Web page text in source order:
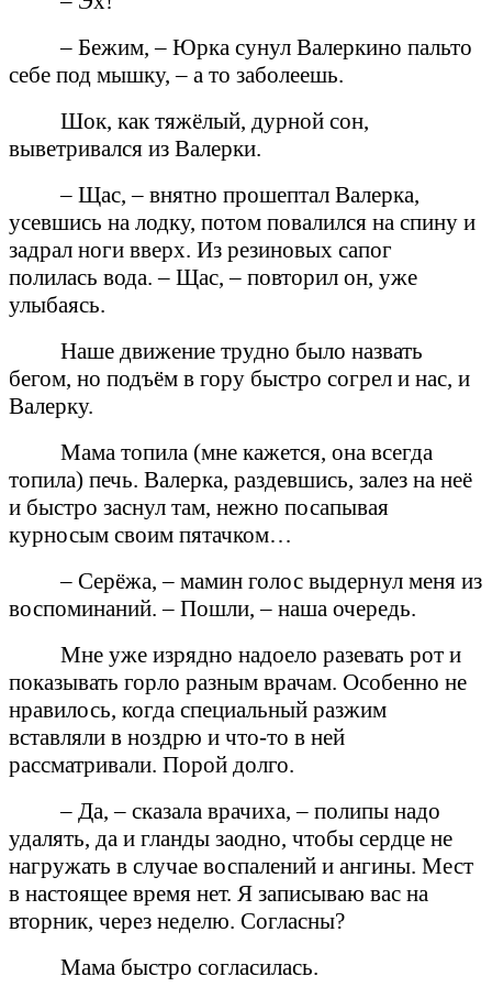
– Бежим, – Юрка сунул Валеркино пальто
себе под мышку, – а то заболеешь.
Шок, как тяжёлый, дурной сон,
выветривался из Валерки.
– Щас, – внятно прошептал Валерка,
усевшись на лодку, потом повалился на спину и
задрал ноги вверх. Из резиновых сапог
полилась вода. – Щас, – повторил он, уже
улыбаясь.
Наше движение трудно было назвать
бегом, но подъём в гору быстро согрел и нас, и
Валерку.
Мама топила (мне кажется, она всегда
топила) печь. Валерка, раздевшись, залез на неё
и быстро заснул там, нежно посапывая
курносым своим пятачком…
– Серёжа, – мамин голос выдернул меня из
воспоминаний. – Пошли, – наша очередь.
Мне уже изрядно надоело разевать рот и
показывать горло разным врачам. Особенно не
нравилось, когда специальный разжим
вставляли в ноздрю и что-то в ней
рассматривали. Порой долго.
– Да, – сказала врачиха, – полипы надо
удалять, да и гланды заодно, чтобы сердце не
нагружать в случае воспалений и ангины. Мест
в настоящее время нет. Я записываю вас на
вторник, через неделю. Согласны?
Мама быстро согласилась.